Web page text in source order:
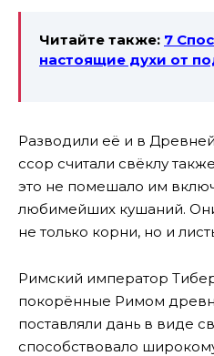
Читайте также: 7
настоящие духи от
Разводили её и в
ссор считали свёклу
это не помешало им
любимейших кушаний.
не только корни, но и
Римский император
покорённые Римом
поставляли дань в виде
способствовало